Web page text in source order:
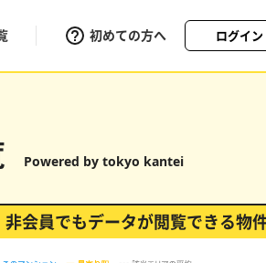
初めての方へ ログイン
Powered by tokyo kantei
非会員でもデータが閲覧できる物